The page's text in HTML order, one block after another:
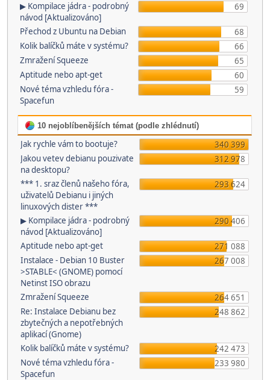
▶ Kompilace jádra - podrobný
návod [Aktualizováno]
69
Přechod z Ubuntu na Debian
68
Kolik balíčků máte v systému?
66
Zmražení Squeeze
65
Aptitude nebo apt-get
60
Nové téma vzhledu fóra -
Spacefun
59
10 nejoblíbenějších témat (podle zhlédnutí)
Jak rychle vám to bootuje?
340 399
Jakou vetev debianu pouzivate
na desktopu?
312 978
*** 1. sraz členů našeho fóra,
uživatelů Debianu i jiných
linuxových dister ***
293 624
▶ Kompilace jádra - podrobný
návod [Aktualizováno]
290 406
Aptitude nebo apt-get
271 088
Instalace - Debian 10 Buster
>STABLE< (GNOME) pomocí
Netinst ISO obrazu
267 008
Zmražení Squeeze
264 651
Re: Instalace Debianu bez
zbytečných a nepotřebných
aplikací (Gnome)
248 862
Kolik balíčků máte v systému?
242 473
Nové téma vzhledu fóra -
Spacefun
233 980